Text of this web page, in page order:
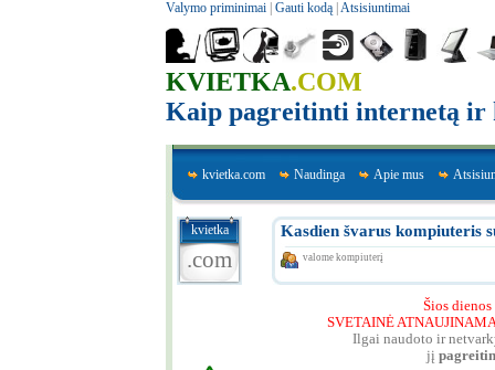
Valymo priminimai Gauti kodą Atsisiuntimai
KVIETKA.COM
Kaip pagreitinti internetą ir
kvietka.com Naudinga Apie mus
kvietka
.com
Kasdien švarus kompiuteris
valome kompiuterį
Šios
SVETAINĖ
Ilgai naudoto ir
jį